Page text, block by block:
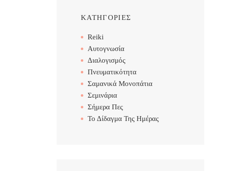
ΚΑΤΗΓΟΡΙΕΣ
Reiki
Αυτογνωσία
Διαλογισμός
Πνευματικότητα
Σαμανικά Μονοπάτια
Σεμινάρια
Σήμερα Πες
Το Δίδαγμα Της Ημέρας